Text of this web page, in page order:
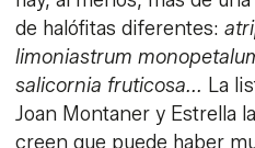
de halófitas diferentes:
limoniastrum
salicornia fruticosa... La
Joan Montaner y Estrella
creen que puede haber